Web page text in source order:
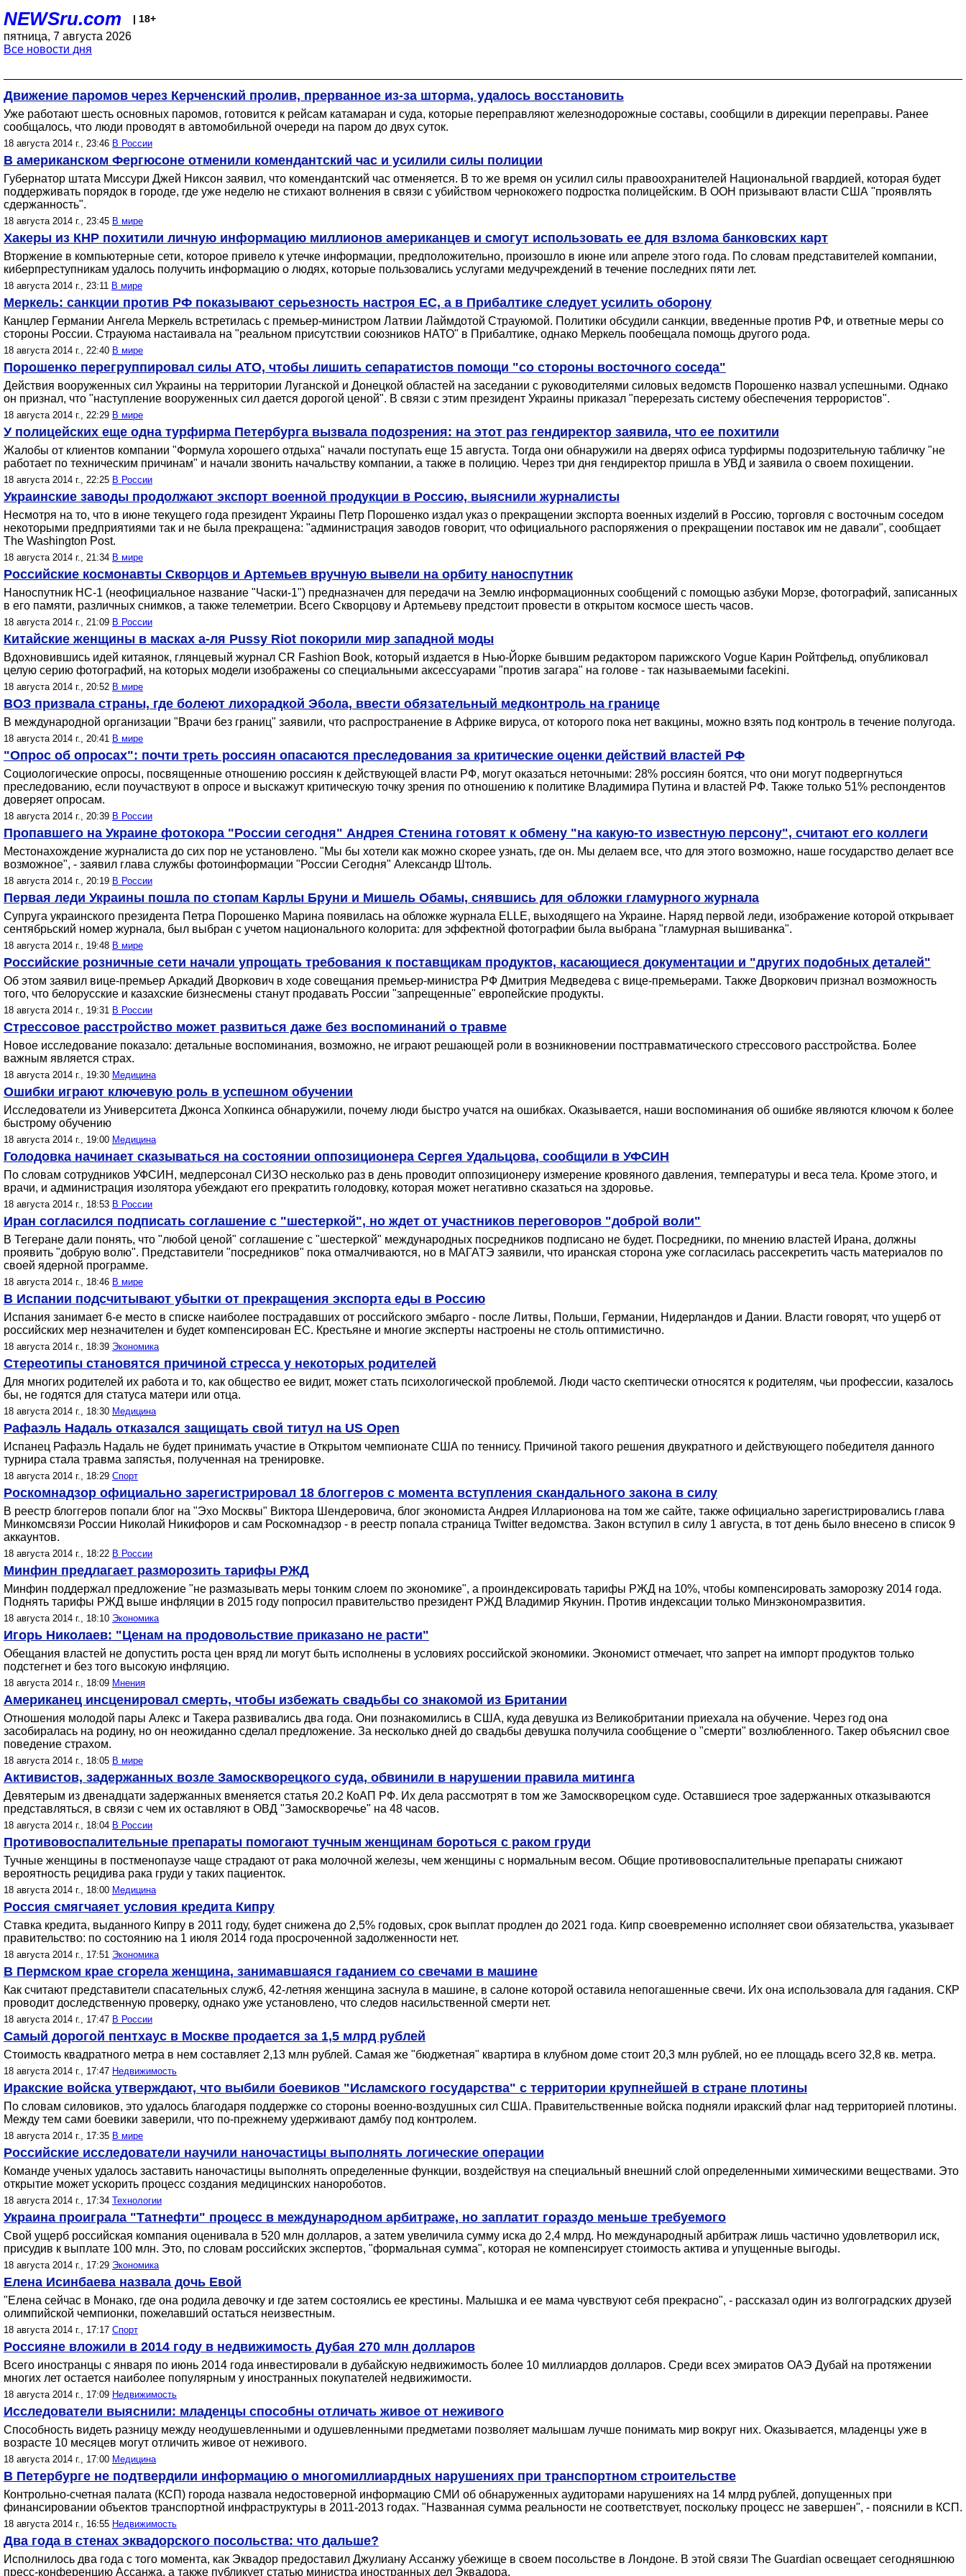
NEWSru.com | 18+
пятница, 7 августа 2026
Все новости дня
Движение паромов через Керченский пролив, прерванное из-за шторма, удалось восстановить
Уже работают шесть основных паромов, готовится к рейсам катамаран и суда, которые переправляют железнодорожные составы, сообщили в дирекции переправы. Ранее
сообщалось, что люди проводят в автомобильной очереди на паром до двух суток.
18 августа 2014 г., 23:46 В России
В американском Фергюсоне отменили комендантский час и усилили силы полиции
Губернатор штата Миссури Джей Никсон заявил, что комендантский час отменяется. В то же время он усилил силы правоохранителей Национальной гвардией, которая будет
поддерживать порядок в городе, где уже неделю не стихают волнения в связи с убийством чернокожего подростка полицейским. В ООН призывают власти США "проявлять
сдержанность".
18 августа 2014 г., 23:45 В мире
Хакеры из КНР похитили личную информацию миллионов американцев и смогут использовать ее для взлома банковских карт
Вторжение в компьютерные сети, которое привело к утечке информации, предположительно, произошло в июне или апреле этого года. По словам представителей компании,
киберпреступникам удалось получить информацию о людях, которые пользовались услугами медучреждений в течение последних пяти лет.
18 августа 2014 г., 23:11 В мире
Меркель: санкции против РФ показывают серьезность настроя ЕС, а в Прибалтике следует усилить оборону
Канцлер Германии Ангела Меркель встретилась с премьер-министром Латвии Лаймдотой Страуюмой. Политики обсудили санкции, введенные против РФ, и ответные меры со
стороны России. Страуюма настаивала на "реальном присутствии союзников НАТО" в Прибалтике, однако Меркель пообещала помощь другого рода.
18 августа 2014 г., 22:40 В мире
Порошенко перегруппировал силы АТО, чтобы лишить сепаратистов помощи "со стороны восточного соседа"
Действия вооруженных сил Украины на территории Луганской и Донецкой областей на заседании с руководителями силовых ведомств Порошенко назвал успешными. Однако
он признал, что "наступление вооруженных сил дается дорогой ценой". В связи с этим президент Украины приказал "перерезать систему обеспечения террористов".
18 августа 2014 г., 22:29 В мире
У полицейских еще одна турфирма Петербурга вызвала подозрения: на этот раз гендиректор заявила, что ее похитили
Жалобы от клиентов компании "Формула хорошего отдыха" начали поступать еще 15 августа. Тогда они обнаружили на дверях офиса турфирмы подозрительную табличку "не
работает по техническим причинам" и начали звонить начальству компании, а также в полицию. Через три дня гендиректор пришла в УВД и заявила о своем похищении.
18 августа 2014 г., 22:25 В России
Украинские заводы продолжают экспорт военной продукции в Россию, выяснили журналисты
Несмотря на то, что в июне текущего года президент Украины Петр Порошенко издал указ о прекращении экспорта военных изделий в Россию, торговля с восточным соседом
некоторыми предприятиями так и не была прекращена: "администрация заводов говорит, что официального распоряжения о прекращении поставок им не давали", сообщает
The Washington Post.
18 августа 2014 г., 21:34 В мире
Российские космонавты Скворцов и Артемьев вручную вывели на орбиту наноспутник
Наноспутник НС-1 (неофициальное название "Часки-1") предназначен для передачи на Землю информационных сообщений с помощью азбуки Морзе, фотографий, записанных
в его памяти, различных снимков, а также телеметрии. Всего Скворцову и Артемьеву предстоит провести в открытом космосе шесть часов.
18 августа 2014 г., 21:09 В России
Китайские женщины в масках а-ля Pussy Riot покорили мир западной моды
Вдохновившись идей китаянок, глянцевый журнал CR Fashion Book, который издается в Нью-Йорке бывшим редактором парижского Vogue Карин Ройтфельд, опубликовал
целую серию фотографий, на которых модели изображены со специальными аксессуарами "против загара" на голове - так называемыми facekini.
18 августа 2014 г., 20:52 В мире
ВОЗ призвала страны, где болеют лихорадкой Эбола, ввести обязательный медконтроль на границе
В международной организации "Врачи без границ" заявили, что распространение в Африке вируса, от которого пока нет вакцины, можно взять под контроль в течение полугода.
18 августа 2014 г., 20:41 В мире
"Опрос об опросах": почти треть россиян опасаются преследования за критические оценки действий властей РФ
Социологические опросы, посвященные отношению россиян к действующей власти РФ, могут оказаться неточными: 28% россиян боятся, что они могут подвергнуться
преследованию, если поучаствуют в опросе и выскажут критическую точку зрения по отношению к политике Владимира Путина и властей РФ. Также только 51% респондентов
доверяет опросам.
18 августа 2014 г., 20:39 В России
Пропавшего на Украине фотокора "России сегодня" Андрея Стенина готовят к обмену "на какую-то известную персону", считают его коллеги
Местонахождение журналиста до сих пор не установлено. "Мы бы хотели как можно скорее узнать, где он. Мы делаем все, что для этого возможно, наше государство делает все
возможное", - заявил глава службы фотоинформации "России Сегодня" Александр Штоль.
18 августа 2014 г., 20:19 В России
Первая леди Украины пошла по стопам Карлы Бруни и Мишель Обамы, снявшись для обложки гламурного журнала
Супруга украинского президента Петра Порошенко Марина появилась на обложке журнала ELLE, выходящего на Украине. Наряд первой леди, изображение которой открывает
сентябрьский номер журнала, был выбран с учетом национального колорита: для эффектной фотографии была выбрана "гламурная вышиванка".
18 августа 2014 г., 19:48 В мире
Российские розничные сети начали упрощать требования к поставщикам продуктов, касающиеся документации и "других подобных деталей"
Об этом заявил вице-премьер Аркадий Дворкович в ходе совещания премьер-министра РФ Дмитрия Медведева с вице-премьерами. Также Дворкович признал возможность
того, что белорусские и казахские бизнесмены станут продавать России "запрещенные" европейские продукты.
18 августа 2014 г., 19:31 В России
Стрессовое расстройство может развиться даже без воспоминаний о травме
Новое исследование показало: детальные воспоминания, возможно, не играют решающей роли в возникновении посттравматического стрессового расстройства. Более
важным является страх.
18 августа 2014 г., 19:30 Медицина
Ошибки играют ключевую роль в успешном обучении
Исследователи из Университета Джонса Хопкинса обнаружили, почему люди быстро учатся на ошибках. Оказывается, наши воспоминания об ошибке являются ключом к более
быстрому обучению
18 августа 2014 г., 19:00 Медицина
Голодовка начинает сказываться на состоянии оппозиционера Сергея Удальцова, сообщили в УФСИН
По словам сотрудников УФСИН, медперсонал СИЗО несколько раз в день проводит оппозиционеру измерение кровяного давления, температуры и веса тела. Кроме этого, и
врачи, и администрация изолятора убеждают его прекратить голодовку, которая может негативно сказаться на здоровье.
18 августа 2014 г., 18:53 В России
Иран согласился подписать соглашение с "шестеркой", но ждет от участников переговоров "доброй воли"
В Тегеране дали понять, что "любой ценой" соглашение с "шестеркой" международных посредников подписано не будет. Посредники, по мнению властей Ирана, должны
проявить "добрую волю". Представители "посредников" пока отмалчиваются, но в МАГАТЭ заявили, что иранская сторона уже согласилась рассекретить часть материалов по
своей ядерной программе.
18 августа 2014 г., 18:46 В мире
В Испании подсчитывают убытки от прекращения экспорта еды в Россию
Испания занимает 6-е место в списке наиболее пострадавших от российского эмбарго - после Литвы, Польши, Германии, Нидерландов и Дании. Власти говорят, что ущерб от
российских мер незначителен и будет компенсирован ЕС. Крестьяне и многие эксперты настроены не столь оптимистично.
18 августа 2014 г., 18:39 Экономика
Стереотипы становятся причиной стресса у некоторых родителей
Для многих родителей их работа и то, как общество ее видит, может стать психологической проблемой. Люди часто скептически относятся к родителям, чьи профессии, казалось
бы, не годятся для статуса матери или отца.
18 августа 2014 г., 18:30 Медицина
Рафаэль Надаль отказался защищать свой титул на US Open
Испанец Рафаэль Надаль не будет принимать участие в Открытом чемпионате США по теннису. Причиной такого решения двукратного и действующего победителя данного
турнира стала травма запястья, полученная на тренировке.
18 августа 2014 г., 18:29 Спорт
Роскомнадзор официально зарегистрировал 18 блоггеров с момента вступления скандального закона в силу
В реестр блоггеров попали блог на "Эхо Москвы" Виктора Шендеровича, блог экономиста Андрея Илларионова на том же сайте, также официально зарегистрировались глава
Минкомсвязи России Николай Никифоров и сам Роскомнадзор - в реестр попала страница Twitter ведомства. Закон вступил в силу 1 августа, в тот день было внесено в список 9
аккаунтов.
18 августа 2014 г., 18:22 В России
Минфин предлагает разморозить тарифы РЖД
Минфин поддержал предложение "не размазывать меры тонким слоем по экономике", а проиндексировать тарифы РЖД на 10%, чтобы компенсировать заморозку 2014 года.
Поднять тарифы РЖД выше инфляции в 2015 году попросил правительство президент РЖД Владимир Якунин. Против индексации только Минэкономразвития.
18 августа 2014 г., 18:10 Экономика
Игорь Николаев: "Ценам на продовольствие приказано не расти"
Обещания властей не допустить роста цен вряд ли могут быть исполнены в условиях российской экономики. Экономист отмечает, что запрет на импорт продуктов только
подстегнет и без того высокую инфляцию.
18 августа 2014 г., 18:09 Мнения
Американец инсценировал смерть, чтобы избежать свадьбы со знакомой из Британии
Отношения молодой пары Алекс и Такера развивались два года. Они познакомились в США, куда девушка из Великобритании приехала на обучение. Через год она
засобиралась на родину, но он неожиданно сделал предложение. За несколько дней до свадьбы девушка получила сообщение о "смерти" возлюбленного. Такер объяснил свое
поведение страхом.
18 августа 2014 г., 18:05 В мире
Активистов, задержанных возле Замоскворецкого суда, обвинили в нарушении правила митинга
Девятерым из двенадцати задержанных вменяется статья 20.2 КоАП РФ. Их дела рассмотрят в том же Замоскворецком суде. Оставшиеся трое задержанных отказываются
представляться, в связи с чем их оставляют в ОВД "Замоскворечье" на 48 часов.
18 августа 2014 г., 18:04 В России
Противовоспалительные препараты помогают тучным женщинам бороться с раком груди
Тучные женщины в постменопаузе чаще страдают от рака молочной железы, чем женщины с нормальным весом. Общие противовоспалительные препараты снижают
вероятность рецидива рака груди у таких пациенток.
18 августа 2014 г., 18:00 Медицина
Россия смягчаяет условия кредита Кипру
Ставка кредита, выданного Кипру в 2011 году, будет снижена до 2,5% годовых, срок выплат продлен до 2021 года. Кипр своевременно исполняет свои обязательства, указывает
правительство: по состоянию на 1 июля 2014 года просроченной задолженности нет.
18 августа 2014 г., 17:51 Экономика
В Пермском крае сгорела женщина, занимавшаяся гаданием со свечами в машине
Как считают представители спасательных служб, 42-летняя женщина заснула в машине, в салоне которой оставила непогашенные свечи. Их она использовала для гадания. СКР
проводит доследственную проверку, однако уже установлено, что следов насильственной смерти нет.
18 августа 2014 г., 17:47 В России
Самый дорогой пентхаус в Москве продается за 1,5 млрд рублей
Стоимость квадратного метра в нем составляет 2,13 млн рублей. Самая же "бюджетная" квартира в клубном доме стоит 20,3 млн рублей, но ее площадь всего 32,8 кв. метра.
18 августа 2014 г., 17:47 Недвижимость
Иракские войска утверждают, что выбили боевиков "Исламского государства" с территории крупнейшей в стране плотины
По словам силовиков, это удалось благодаря поддержке со стороны военно-воздушных сил США. Правительственные войска подняли иракский флаг над территорией плотины.
Между тем сами боевики заверили, что по-прежнему удерживают дамбу под контролем.
18 августа 2014 г., 17:35 В мире
Российские исследователи научили наночастицы выполнять логические операции
Команде ученых удалось заставить наночастицы выполнять определенные функции, воздействуя на специальный внешний слой определенными химическими веществами. Это
открытие может ускорить процесс создания медицинских нанороботов.
18 августа 2014 г., 17:34 Технологии
Украина проиграла "Татнефти" процесс в международном арбитраже, но заплатит гораздо меньше требуемого
Свой ущерб российская компания оценивала в 520 млн долларов, а затем увеличила сумму иска до 2,4 млрд. Но международный арбитраж лишь частично удовлетворил иск,
присудив к выплате 100 млн. Это, по словам российских экспертов, "формальная сумма", которая не компенсирует стоимость актива и упущенные выгоды.
18 августа 2014 г., 17:29 Экономика
Елена Исинбаева назвала дочь Евой
"Елена сейчас в Монако, где она родила девочку и где затем состоялись ее крестины. Малышка и ее мама чувствуют себя прекрасно", - рассказал один из волгоградских друзей
олимпийской чемпионки, пожелавший остаться неизвестным.
18 августа 2014 г., 17:17 Спорт
Россияне вложили в 2014 году в недвижимость Дубая 270 млн долларов
Всего иностранцы с января по июнь 2014 года инвестировали в дубайскую недвижимость более 10 миллиардов долларов. Среди всех эмиратов ОАЭ Дубай на протяжении
многих лет остается наиболее популярным у иностранных покупателей недвижимости.
18 августа 2014 г., 17:09 Недвижимость
Исследователи выяснили: младенцы способны отличать живое от неживого
Способность видеть разницу между неодушевленными и одушевленными предметами позволяет малышам лучше понимать мир вокруг них. Оказывается, младенцы уже в
возрасте 10 месяцев могут отличить живое от неживого.
18 августа 2014 г., 17:00 Медицина
В Петербурге не подтвердили информацию о многомиллиардных нарушениях при транспортном строительстве
Контрольно-счетная палата (КСП) города назвала недостоверной информацию СМИ об обнаруженных аудиторами нарушениях на 14 млрд рублей, допущенных при
финансировании объектов транспортной инфраструктуры в 2011-2013 годах. "Названная сумма реальности не соответствует, поскольку процесс не завершен", - пояснили в КСП.
18 августа 2014 г., 16:55 Недвижимость
Два года в стенах эквадорского посольства: что дальше?
Исполнилось два года с того момента, как Эквадор предоставил Джулиану Ассанжу убежище в своем посольстве в Лондоне. В этой связи The Guardian освещает сегодняшнюю
пресс-конференцию Ассанжа, а также публикует статью министра иностранных дел Эквадора.